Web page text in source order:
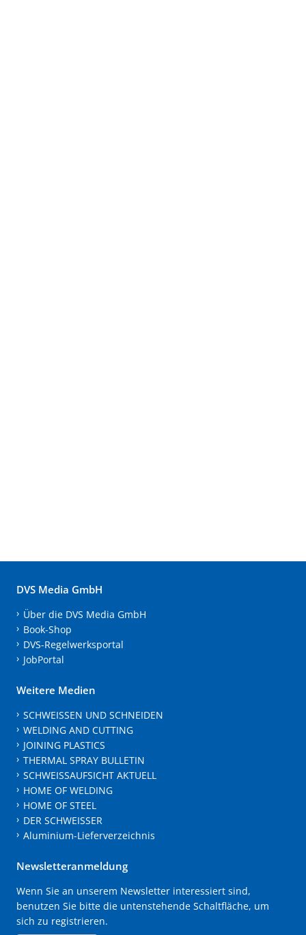
DVS Media GmbH
Über die DVS Media GmbH
Book-Shop
DVS-Regelwerksportal
JobPortal
Weitere Medien
SCHWEISSEN UND SCHNEIDEN
WELDING AND CUTTING
JOINING PLASTICS
THERMAL SPRAY BULLETIN
SCHWEISSAUFSICHT AKTUELL
HOME OF WELDING
HOME OF STEEL
DER SCHWEISSER
Aluminium-Lieferverzeichnis
Newsletteranmeldung
Wenn Sie an unserem Newsletter interessiert sind,
benutzen Sie bitte die untenstehende Schaltfläche, um
sich zu registrieren.